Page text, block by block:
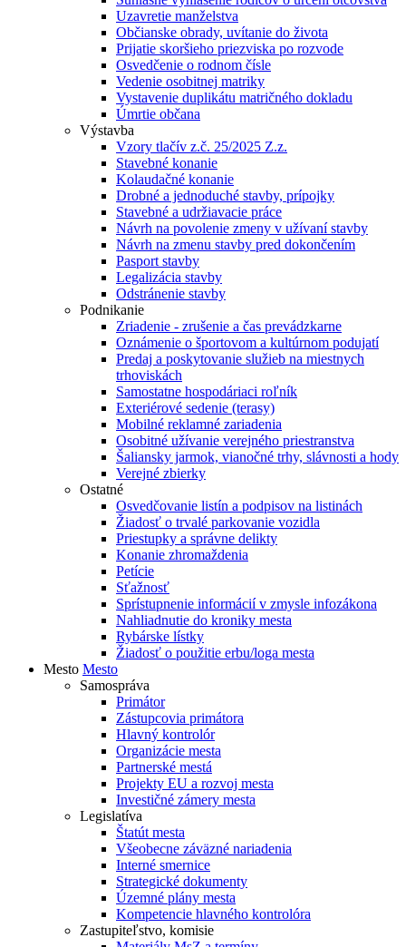
Uzavretie manželstva
Občianske obrady, uvítanie do života
Prijatie skoršieho priezviska po rozvode
Osvedčenie o rodnom čísle
Vedenie osobitnej matriky
Vystavenie duplikátu matričného dokladu
Úmrtie občana
Výstavba
Vzory tlačív z.č. 25/2025 Z.z.
Stavebné konanie
Kolaudačné konanie
Drobné a jednoduché stavby, prípojky
Stavebné a udržiavacie práce
Návrh na povolenie zmeny v užívaní stavby
Návrh na zmenu stavby pred dokončením
Pasport stavby
Legalizácia stavby
Odstránenie stavby
Podnikanie
Zriadenie - zrušenie a čas prevádzkarne
Oznámenie o športovom a kultúrnom podujatí
Predaj a poskytovanie služieb na miestnych
trhoviskách
Samostatne hospodáriaci roľník
Exteriérové sedenie (terasy)
Mobilné reklamné zariadenia
Osobitné užívanie verejného priestranstva
Šaliansky jarmok, vianočné trhy, slávnosti a hody
Verejné zbierky
Ostatné
Osvedčovanie listín a podpisov na listinách
Žiadosť o trvalé parkovanie vozidla
Priestupky a správne delikty
Konanie zhromaždenia
Petície
Sťažnosť
Sprístupnenie informácií v zmysle infozákona
Nahliadnutie do kroniky mesta
Rybárske lístky
Žiadosť o použitie erbu/loga mesta
Mesto Mesto
Samospráva
Primátor
Zástupcovia primátora
Hlavný kontrolór
Organizácie mesta
Partnerské mestá
Projekty EU a rozvoj mesta
Investičné zámery mesta
Legislatíva
Štatút mesta
Všeobecne záväzné nariadenia
Interné smernice
Strategické dokumenty
Územné plány mesta
Kompetencie hlavného kontrolóra
Zastupiteľstvo, komisie